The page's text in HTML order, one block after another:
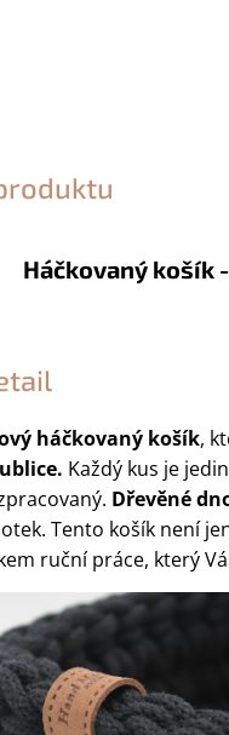
Háčkovaný košík
háčkovaný košík,
Každý kus je
Dřevěné
Tento košík není
ruční práce, který